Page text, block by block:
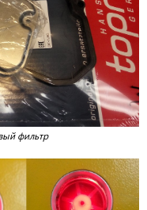
фильтр